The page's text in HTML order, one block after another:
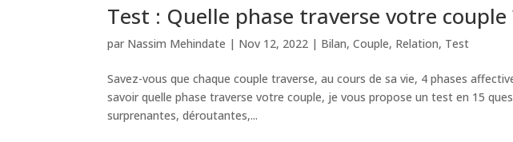
Test : Quelle phase traverse votre couple
par Nassim Mehindate | Nov 12, 2022 | Bilan,Couple, Relation, Test
Savez-vous que chaque couple traverse, au cours de sa vie, 4 phases
savoir quelle phase traverse votre couple, je vous propose un test en 15
surprenantes, déroutantes,...